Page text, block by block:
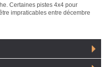
Certaines pistes 4x4 pour
impraticables entre décembre